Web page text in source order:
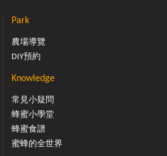
Park
農場導覽
DIY預約
Knowledge
常見小疑問
蜂蜜小學堂
蜂蜜食譜
蜜蜂的全世界